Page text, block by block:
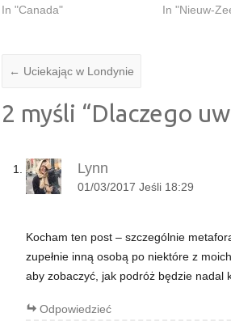
i
e
ę
w
i
z
e
e
a
n
e
l
n
a
c
e
k
(
O
t
a
s
i
w
w
y
In "Canada"
In "Nieuw-
← Uciekając w Londynie
2 myśli “Dlaczego
Lynn
01/03/2017 Jeśli 18:29
Kocham ten post – szczególnie
zupełnie inną osobą po niektóre z
aby zobaczyć, jak podróż będzie nadal
Odpowiedzieć